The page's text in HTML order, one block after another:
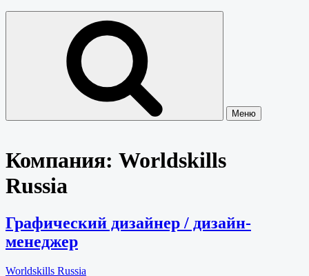
Меню
Компания: Worldskills
Russia
Графический дизайнер / дизайн-
менеджер
Worldskills Russia